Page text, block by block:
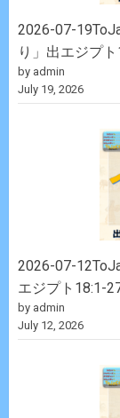
2026-07-
り」出エジプト
by admin
July 19, 2026
2026-07-
エジプト18:1-
by admin
July 12, 2026